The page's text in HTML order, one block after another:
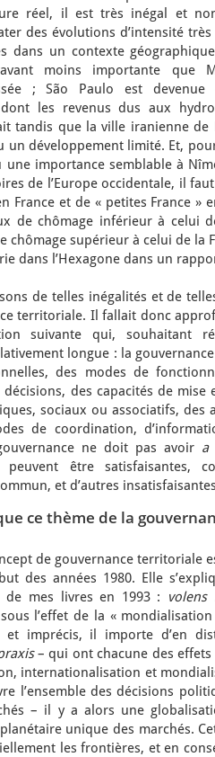
réel, il est très inégal et
des évolutions d’intensité
dans un contexte
moins importante que
; São Paulo est devenue
les revenus dus aux
tandis que la ville iranienne de
développement limité. Et,
importance semblable à
de l’Europe occidentale, il
France et de « petites France »
de chômage inférieur à celui
supérieur à celui de la
dans l’Hexagone dans un
de telles inégalités et de
territoriale. Il fallait donc
suivante qui, souhaitant
longue : la
des modes de
des capacités de mise
sociaux ou associatifs, des
de coordination,
ne doit pas avoir a
peuvent être satisfaisantes,
et d’autres
ce thème de la
de gouvernance territoriale
des années 1980. Elle
de mes livres en 1993 :
volens
l’effet de la «
imprécis, il importe d’en
– qui ont chacune des
internationalisation et
l’ensemble des décisions
– il y a alors une
unique des marchés.
les frontières, et en